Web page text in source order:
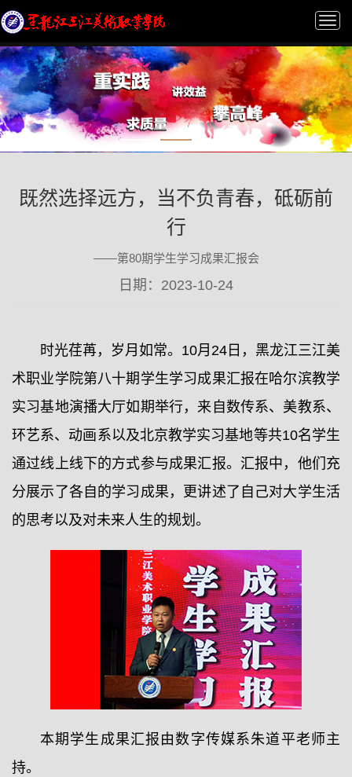
既然选择远方，当不负青春，砥砺前
行
——第80期学生学习成果汇报会
日期：2023-10-24
时光荏苒，岁月如常。10月24日，黑龙江三江美
术职业学院第八十期学生学习成果汇报在哈尔滨教学
实习基地演播大厅如期举行，来自数传系、美教系、
环艺系、动画系以及北京教学实习基地等共10名学生
通过线上线下的方式参与成果汇报。汇报中，他们充
分展示了各自的学习成果，更讲述了自己对大学生活
的思考以及对未来人生的规划。
本期学生成果汇报由数字传媒系朱道平老师主
持。